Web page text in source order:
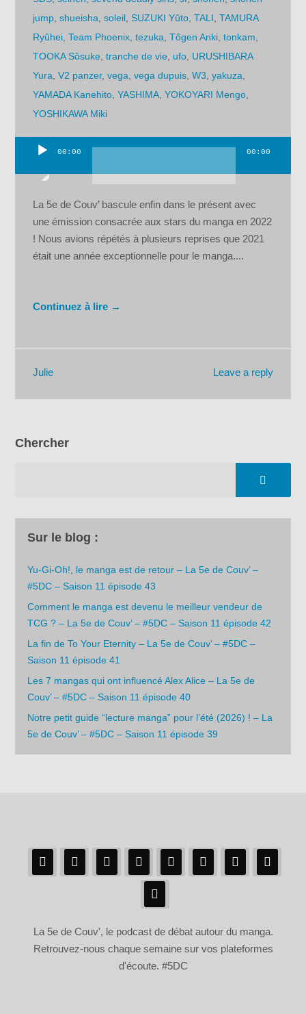
jump ,shueisha ,soleil ,SUZUKI Yûto ,TALI ,TAMURA
Ryûhei ,Team Phoenix ,tezuka ,Tôgen Anki ,tonkam
TOOKA Sôsuke ,tranche de vie ufo URUSHIBARA
Yura ,V2 panzer,vega ,vega dupuis ,W3 ,yakuza
YAMADA Kanehito ,YASHIMA ,YOKOYARI Mengo
YOSHIKAWA Miki
00:00 00:00
La 5e de Couv’ bascule enfin dans le présent avec
une émission consacrée aux stars du manga en 2022
! Nous avions répétés à plusieurs reprises que 2021
était une année exceptionnelle pour le manga....
Continuez à lire →
Leave a reply
Julie
Chercher
Sur le blog :
Yu-Gi-Oh!, le manga est de retour – La 5e de Couv’ –
#5DC – Saison 11 épisode 43
Comment le manga est devenu le meilleur vendeur de
TCG ? – La 5e de Couv’ – #5DC – Saison 11 épisode 42
La fin de To Your Eternity – La 5e de Couv’ – #5DC –
Saison 11 épisode 41
Les 7 mangas qui ont influencé Alex Alice – La 5e de
Couv’ – #5DC – Saison 11 épisode 40
Notre petit guide “lecture manga” pour l’été (2026) ! – La
5e de Couv’ – #5DC – Saison 11 épisode 39
La 5e de Couv', le podcast de débat autour du manga.
Retrouvez-nous chaque semaine sur vos plateformes
d'écoute. #5DC